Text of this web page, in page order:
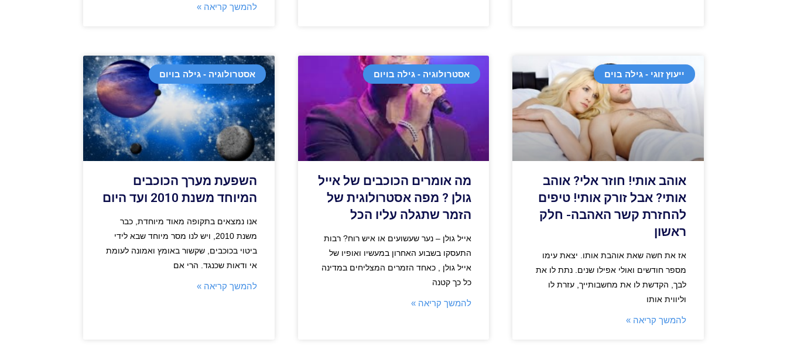
להמשך קריאה »
ייעוץ זוגי - גילה בוים
אוהב אותי! חוזר אלי? אוהב
אותי? אבל זורק אותי! טיפים
להחזרת קשר האהבה- חלק
ראשון
אז את חשה שאת אוהבת אותו. יצאת עימו
מספר חודשים ואולי אפילו שנים. נתת לו את
לבך, הקדשת לו את מחשבותייך, עזרת לו
וליווית אותו
להמשך קריאה »
אסטרולוגיה - גילה בויום
מה אומרים הכוכבים של אייל
גולן ? מפה אסטרולוגית של
הזמר שתגלה עליו הכל
אייל גולן – נער שעשועים או איש רוח? רבות
התעסקו בשבוע האחרון במעשיו ואופיו של
אייל גולן , כאחד הזמרים המצליחים במדינה
כל כך קטנה
להמשך קריאה »
אסטרולוגיה - גילה בויום
השפעת מערך הכוכבים
המיוחד משנת 2010 ועד היום
אנו נמצאים בתקופה מאוד מיוחדת, כבר
משנת 2010, ויש לנו מסר מיוחד שבא לידי
ביטוי בכוכבים, שקשור באומץ ואמונה לעומת
אי ודאות שכנגד. הרי אם
להמשך קריאה »